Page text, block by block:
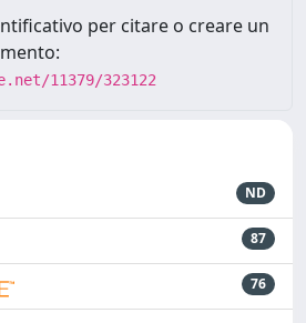
per citare o creare un
11379/323122
ND
87
76